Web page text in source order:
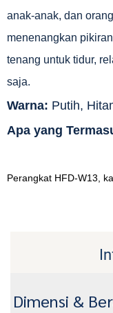
anak-anak, dan
menenangkan
tenang untuk tidur,
saja.
Warna: Putih,
Apa yang
Perangkat HFD-W13,
Dimensi &